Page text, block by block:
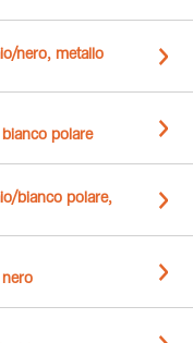
nero, metallo
polare
bianco polare,
nero